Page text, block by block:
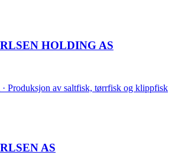
HOLDING AS
· Produksjon av saltfisk, tørrfisk og klippfisk
AS